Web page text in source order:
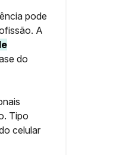
pode
A
do
Tipo
celular